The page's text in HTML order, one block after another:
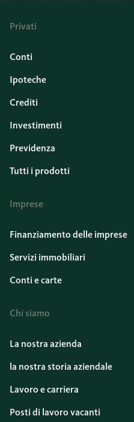
Privati
Conti
Ipoteche
Crediti
Investimenti
Previdenza
Tutti i prodotti
Imprese
Finanziamento delle imprese
Servizi immobiliari
Conti e carte
Chi siamo
La nostra azienda
la nostra storia aziendale
Lavoro e carriera
Posti di lavoro vacanti